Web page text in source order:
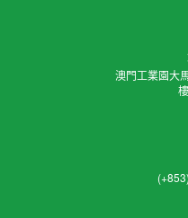
澳門工業園大